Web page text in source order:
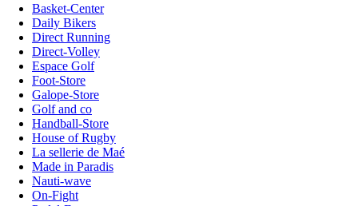
Basket-Center
Daily Bikers
Direct Running
Direct-Volley
Espace Golf
Foot-Store
Galope-Store
Golf and co
Handball-Store
House of Rugby
La sellerie de Maé
Made in Paradis
Nauti-wave
On-Fight